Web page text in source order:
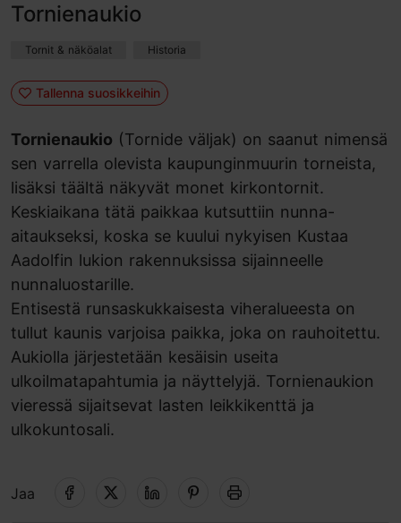
Tornienaukio
Tornit & näköalat Historia
Tallenna suosikkeihin
Tornienaukio (Tornide väljak) on saanut nimensä
sen varrella olevista kaupunginmuurin torneista,
lisäksi täältä näkyvät monet kirkontornit.
Keskiaikana tätä paikkaa kutsuttiin nunna-
aitaukseksi, koska se kuului nykyisen Kustaa
Aadolfin lukion rakennuksissa sijainneelle
nunnaluostarille.
Entisestä runsaskukkaisesta viheralueesta on
tullut kaunis varjoisa paikka, joka on rauhoitettu.
Aukiolla järjestetään kesäisin useita
ulkoilmatapahtumia ja näyttelyjä. Tornienaukion
vieressä sijaitsevat lasten leikkikenttä ja
ulkokuntosali.
Jaa